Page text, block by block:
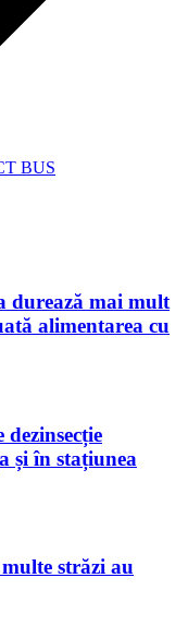
BUS
durează mai mult
alimentarea cu
și în stațiunea
străzi au